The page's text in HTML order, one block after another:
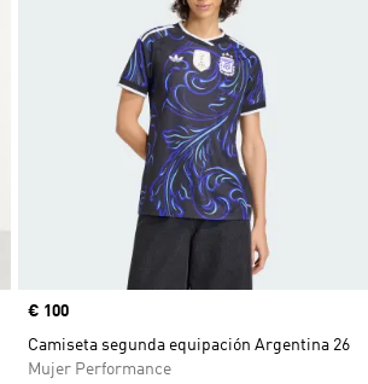
Precio
€ 100
Camiseta segunda equipación Argentina 26
Mujer Performance